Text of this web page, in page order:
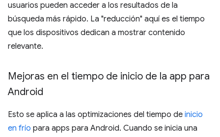
usuarios pueden acceder a los resultados de la
búsqueda más rápido. La "reducción" aquí es el tiempo
que los dispositivos dedican a mostrar contenido
relevante.
Mejoras en el tiempo de inicio de la app para
Android
Esto se aplica a las optimizaciones del tiempo de inicio
en frío para apps para Android. Cuando se inicia una